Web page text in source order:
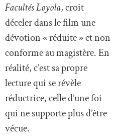
Facultés Loyola, croit
déceler dans le film une
dévotion « réduite » et non
conforme au magistère. En
réalité, c’est sa propre
lecture qui se révèle
réductrice, celle d’une foi
qui ne supporte plus d’être
vécue.